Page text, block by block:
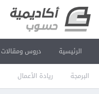
الرئيسية دروس ومقالات
البرمجة ريادة الأعمال